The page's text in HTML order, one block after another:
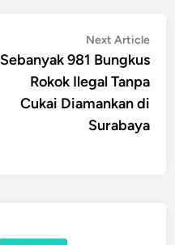
Next Article
Sebanyak 981 Bungkus
Rokok Ilegal Tanpa
Cukai Diamankan di
Surabaya